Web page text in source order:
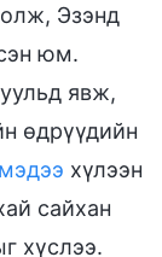
Эзэнд
юм.
явж,
өдрүүдийн
хүлээн
сайхан
хүслээ.